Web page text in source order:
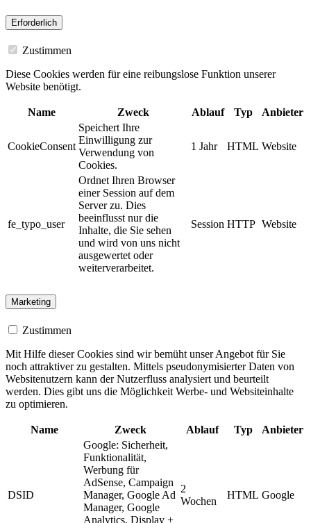
Erforderlich
Zustimmen
Diese Cookies werden für eine reibungslose Funktion unserer
Website benötigt.
Name Zweck Ablauf Typ Anbieter
CookieConsent
Speichert Ihre
Einwilligung zur
Verwendung von
Cookies.
1 Jahr HTML Website
fe_typo_user
Ordnet Ihren Browser
einer Session auf dem
Server zu. Dies
beeinflusst nur die
Inhalte, die Sie sehen
und wird von uns nicht
ausgewertet oder
weiterverarbeitet.
Session HTTP Website
Marketing
Zustimmen
Mit Hilfe dieser Cookies sind wir bemüht unser Angebot für Sie
noch attraktiver zu gestalten. Mittels pseudonymisierter Daten von
Websitenutzern kann der Nutzerfluss analysiert und beurteilt
werden. Dies gibt uns die Möglichkeit Werbe- und Websiteinhalte
zu optimieren.
Name Zweck Ablauf Typ Anbieter
DSID
Google: Sicherheit,
Funktionalität,
Werbung für
AdSense, Campaign
Manager, Google Ad
Manager, Google
Analytics, Display +
2
Wochen
HTML Google